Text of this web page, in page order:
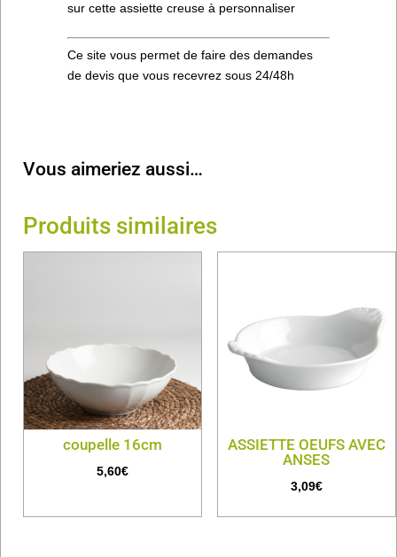
sur cette assiette creuse à personnaliser
Ce site vous permet de faire des demandes
de devis que vous recevrez sous 24/48h
Vous aimeriez aussi…
Produits similaires
coupelle 16cm
5,60€
ASSIETTE OEUFS AVEC
ANSES
3,09€